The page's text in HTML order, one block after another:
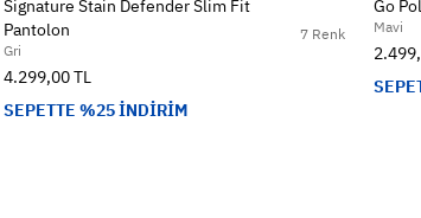
7 Renk
Signature Stain Defender Slim Fit
Pantolon
Gri
4.299,00 TL
SEPETTE %25 İNDİRİM
Go
Mavi